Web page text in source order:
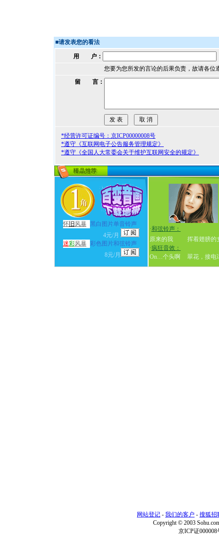
■请发表您的看法
用 户：
您要为您所发的言论的后果负责，故请各位
留 言：
*经营许可证编号：京ICP00000008号
*遵守《互联网电子公告服务管理规定》
*遵守《全国人大常委会关于维护互联网安全的规定》
怀旧 风暴
黑白图片单音铃声
4元/月
迷彩风暴 彩色图片和弦铃声
8元/月
·和弦铃声：
原来的我
挥着翅膀的
·疯狂音效：
On…个头啊
翠花，接
网站登记 - 我们的客户 - 搜狐招
Copyright © 2003
京ICP证